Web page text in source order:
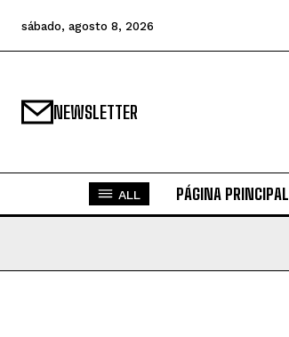
sábado, agosto 8, 2026
NEWSLETTER
ALL PÁGINA PRINCIPAL